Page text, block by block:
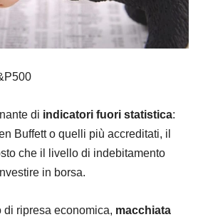
di indicatori fuori statistica:
Buffett o quelli più accreditati, il
che il livello di indebitamento
in borsa.
di ripresa economica, macchiata